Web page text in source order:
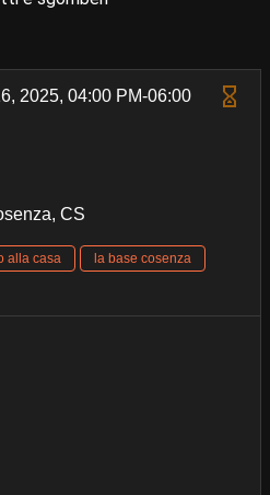
2025, 04:00 PM-06:00
CS
alla casa
la base cosenza